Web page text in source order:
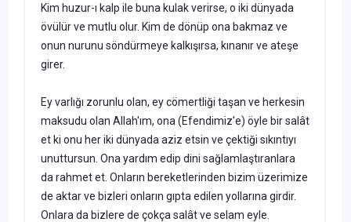
Kim huzur-ı kalp ile buna kulak verirse, o iki dünyada
övülür ve mutlu olur. Kim de dönüp ona bakmaz ve
onun nurunu söndürmeye kalkışırsa, kınanır ve ateşe
girer.
Ey varlığı zorunlu olan, ey cömertliği taşan ve herkesin
maksudu olan Allah'ım, ona (Efendimiz'e) öyle bir salât
et ki onu her iki dün­yada aziz etsin ve çektiği sıkıntıyı
unuttursun. Ona yardım edip dini sağlamlaştıranlara
da rahmet et. Onların bereketlerinden bizim üze­rimize
de aktar ve bizleri onların gıpta edilen yollarına girdir.
Onlara da bizlere de çokça salât ve selam eyle.